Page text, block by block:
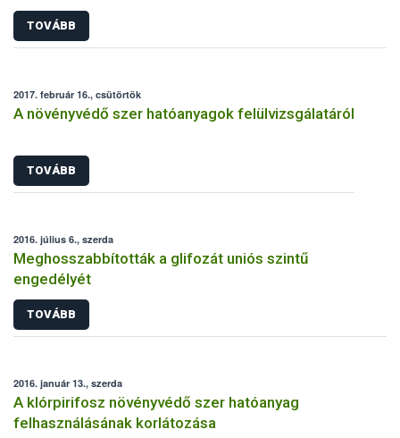
TOVÁBB
2017. február 16., csütörtök
A növényvédő szer hatóanyagok felülvizsgálatáról
TOVÁBB
2016. július 6., szerda
Meghosszabbították a glifozát uniós szintű
engedélyét
TOVÁBB
2016. január 13., szerda
A klórpirifosz növényvédő szer hatóanyag
felhasználásának korlátozása